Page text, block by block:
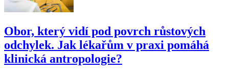
Obor, který vidí pod povrch růstových
odchylek. Jak lékařům v praxi pomáhá
klinická antropologie?